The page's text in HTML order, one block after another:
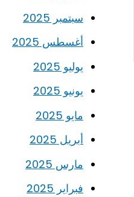
سبتمبر 2025
أغسطس 2025
يوليو 2025
يونيو 2025
مايو 2025
أبريل 2025
مارس 2025
فبراير 2025